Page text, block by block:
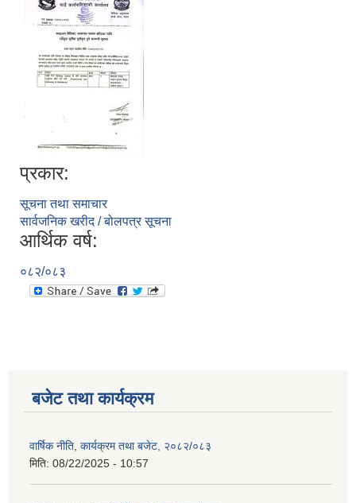
प्रकार:
सूचना तथा समाचार
सार्वजनिक खरीद / बोलपत्र सूचना
आर्थिक वर्ष:
०८२/०८३
बजेट तथा कार्यक्रम
वार्षिक नीति, कार्यक्रम तथा बजेट, २०८२/०८३
मिति: 08/22/2025 - 10:57